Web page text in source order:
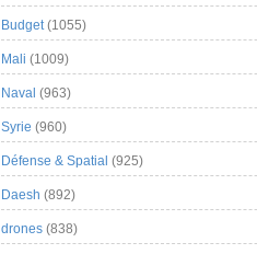
Budget(1055)
Mali (1009)
Naval (963)
Syrie (960)
Défense & Spatial (925)
Daesh (892)
drones (838)